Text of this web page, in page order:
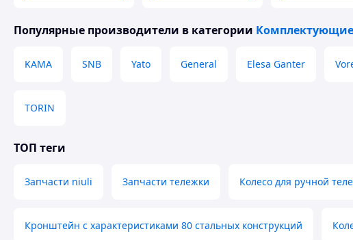
Популярные производители в категории
KAMA SNB Yato General Elesa Ganter
TORIN
ТОП теги
Запчасти niuli Запчасти тележки Колесо для ручной
Кронштейн с характеристиками 80 стальных конструкций